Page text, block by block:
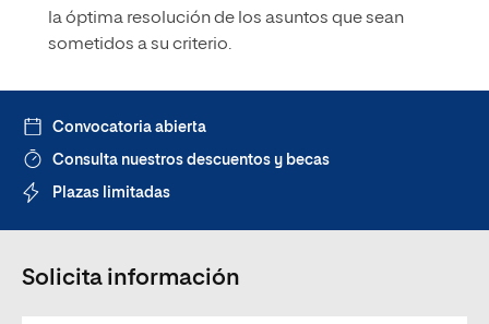
la óptima resolución de los asuntos que sean
sometidos a su criterio.
Convocatoria abierta
Consulta nuestros descuentos y becas
Plazas limitadas
Solicita información